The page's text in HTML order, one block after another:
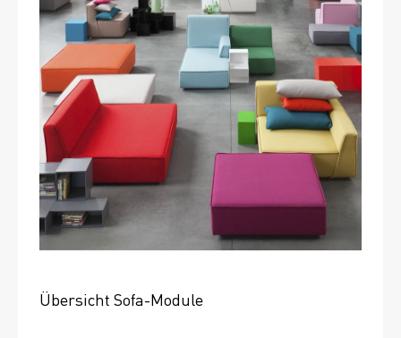
Übersicht Sofa-Module